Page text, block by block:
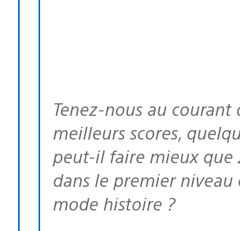
Tenez-nous au courant de vos
meilleurs scores,
peut-il faire mieux que
dans le premier niveau
mode histoire ?